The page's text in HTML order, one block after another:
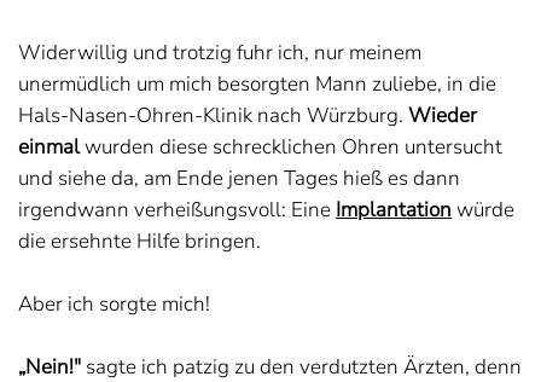
Widerwillig und trotzig fuhr ich, nur meinem
unermüdlich um mich besorgten Mann zuliebe, in die
Hals-Nasen-Ohren-Klinik nach Würzburg. Wieder
einmalwurden diese schrecklichen Ohren untersucht
und siehe da, am Ende jenen Tages hieß es dann
irgendwann verheißungsvoll: Eine Implantation würde
die ersehnte Hilfe bringen.
Aber ich sorgte mich!
„Nein!" sagte ich patzig zu den verdutzten Ärzten, denn